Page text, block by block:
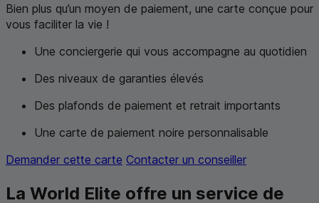
Bien plus qu’un moyen de paiement, une carte conçue pour
vous faciliter la vie !
Une conciergerie qui vous accompagne au quotidien
Des niveaux de garanties élevés
Des plafonds de paiement et retrait importants
Une carte de paiement noire personnalisable
Demander cette carte Contacter un conseiller
La World Elite offre un service de